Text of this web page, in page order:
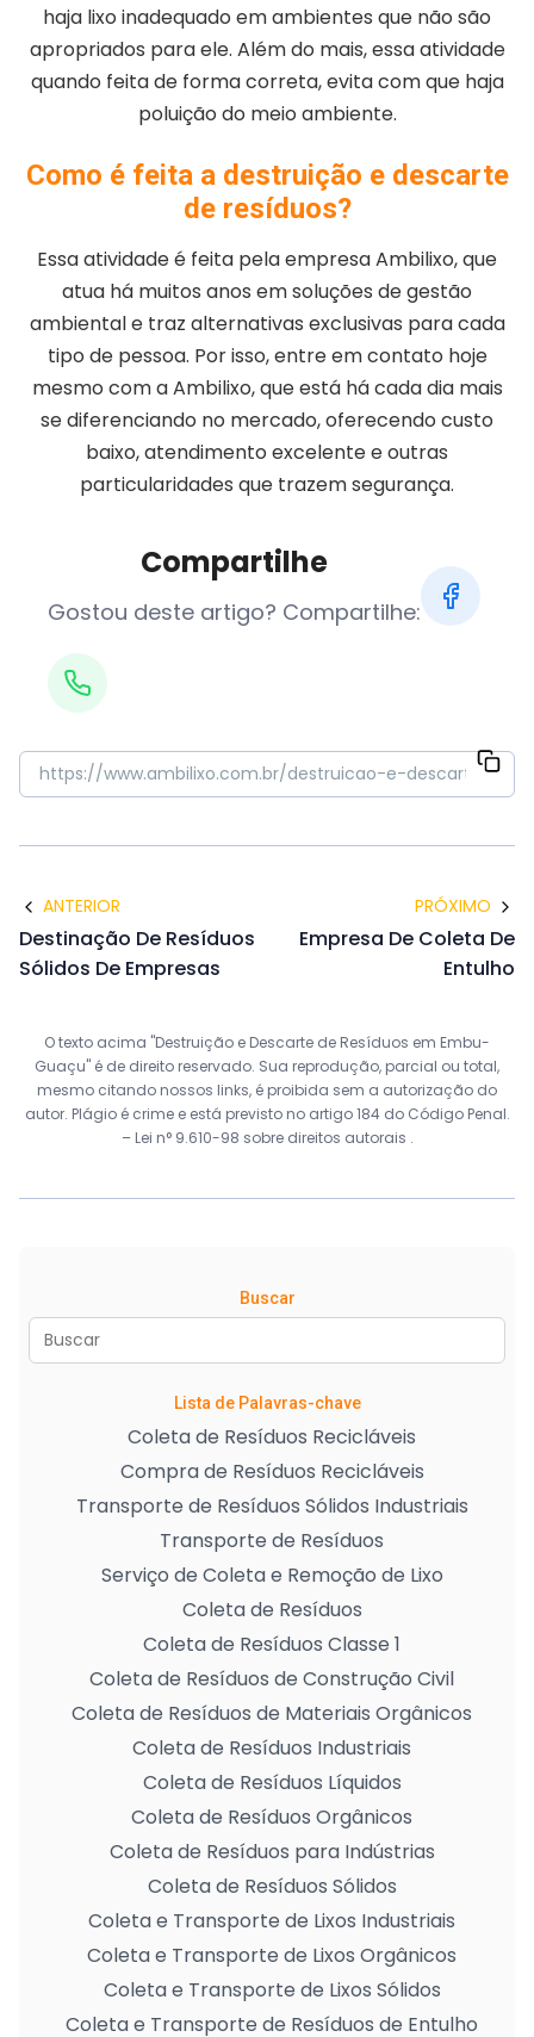
haja lixo inadequado em ambientes que não são
apropriados para ele. Além do mais, essa atividade
quando feita de forma correta, evita com que haja
poluição do meio ambiente.
Como é feita a destruição e descarte
de resíduos?
Essa atividade é feita pela empresa Ambilixo, que
atua há muitos anos em soluções de gestão
ambiental e traz alternativas exclusivas para cada
tipo de pessoa. Por isso, entre em contato hoje
mesmo com a Ambilixo, que está há cada dia mais
se diferenciando no mercado, oferecendo custo
baixo, atendimento excelente e outras
particularidades que trazem segurança.
Compartilhe
Gostou deste artigo? Compartilhe:
ANTERIOR
Destinação De Resíduos
Sólidos De Empresas
PRÓXIMO
Empresa De Coleta De
Entulho
O texto acima "Destruição e Descarte de Resíduos em Embu-
Guaçu" é de direito reservado. Sua reprodução, parcial ou total,
mesmo citando nossos links, é proibida sem a autorização do
autor. Plágio é crime e está previsto no artigo 184 do Código Penal.
– Lei n° 9.610-98 sobre direitos autorais .
Buscar
Lista de Palavras-chave
Coleta de Resíduos Recicláveis
Compra de Resíduos Recicláveis
Transporte de Resíduos Sólidos Industriais
Transporte de Resíduos
Serviço de Coleta e Remoção de Lixo
Coleta de Resíduos
Coleta de Resíduos Classe 1
Coleta de Resíduos de Construção Civil
Coleta de Resíduos de Materiais Orgânicos
Coleta de Resíduos Industriais
Coleta de Resíduos Líquidos
Coleta de Resíduos Orgânicos
Coleta de Resíduos para Indústrias
Coleta de Resíduos Sólidos
Coleta e Transporte de Lixos Industriais
Coleta e Transporte de Lixos Orgânicos
Coleta e Transporte de Lixos Sólidos
Coleta e Transporte de Resíduos de Entulho